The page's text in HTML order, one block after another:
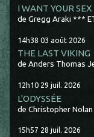
I WANT YOUR SEX
de Gregg Araki ***
14h38 03 août 2026
THE LAST VIKING
de Anders Thomas
12h10 29 juil. 2026
L'ODYSSÉE
de Christopher
15h57 28 juil. 2026